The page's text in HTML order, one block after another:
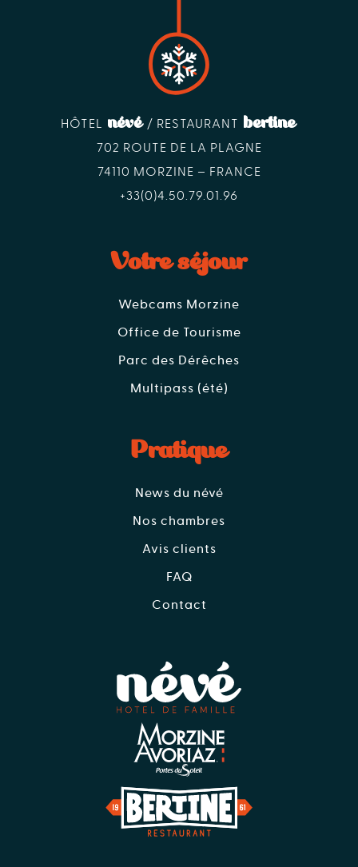
HÔTEL névé / RESTAURANT bertine
702 ROUTE DE LA PLAGNE
74110 MORZINE – FRANCE
+33(0)4.50.79.01.96
Votre séjour
Webcams Morzine
Office de Tourisme
Parc des Dérêches
Multipass (été)
Pratique
News du névé
Nos chambres
Avis clients
FAQ
Contact